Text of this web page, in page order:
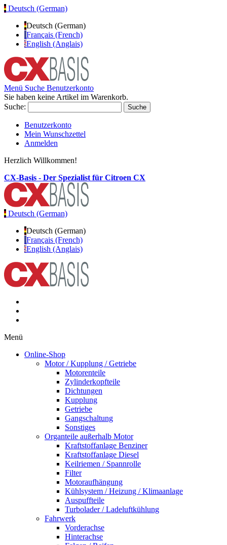
Deutsch (German)
Deutsch (German)
Français (French)
English (Anglais)
Menü Suche Benutzerkonto
Sie haben keine Artikel im Warenkorb.
Suche:
Suche
Benutzerkonto
Mein Wunschzettel
Anmelden
Herzlich Willkommen!
CX-Basis - Der Spezialist für Citroen CX
Deutsch (German)
Deutsch (German)
Français (French)
English (Anglais)
Menü
Online-Shop
Motor / Kupplung / Getriebe
Motorenteile
Zylinderkopfteile
Dichtungen
Kupplung
Getriebe
Gangschaltung
Sonstiges
Organteile außerhalb Motor
Kraftstoffanlage Benziner
Kraftstoffanlage Diesel
Keilriemen / Spannrolle
Filter
Motoraufhängung
Kühlsystem / Heizung / Klimaanlage
Auspuffteile
Turbolader / Ladeluftkühlung
Fahrwerk
Vorderachse
Hinterachse